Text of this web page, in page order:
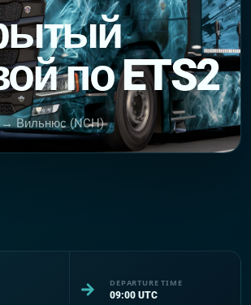
по ETS2
Вильнюс (NCH)
DEPARTURE TIME
09:00 UTC